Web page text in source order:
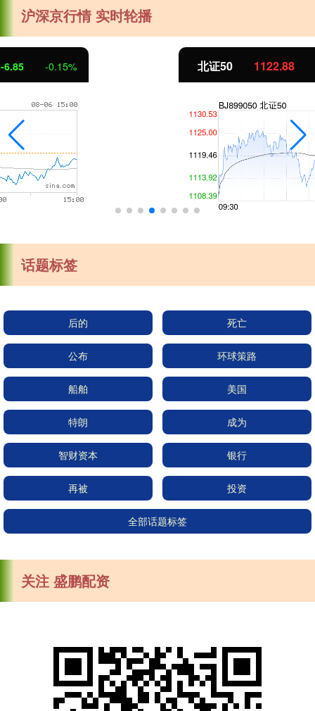
沪深京行情 实时轮播
北证50 3.42 0.30%
话题标签
后的 死亡
公布 环球策路
船舶 美国
特朗 成为
智财资本 银行
再被 投资
全部话题标签
关注 盛鹏配资